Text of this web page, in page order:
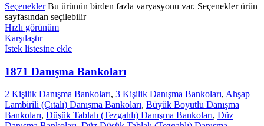
Seçenekler Bu ürünün birden fazla varyasyonu var. Seçenekler ürün
sayfasından seçilebilir
Hızlı görünüm
Karşılaştır
İstek listesine ekle
1871 Danışma Bankoları
2 Kişilik Danışma Bankoları, 3 Kişilik Danışma Bankoları, Ahşap
Lambirili (Çıtalı) Danışma Bankoları, Büyük Boyutlu Danışma
Bankoları, Düşük Tablalı (Tezgahlı) Danışma Bankoları, Düz